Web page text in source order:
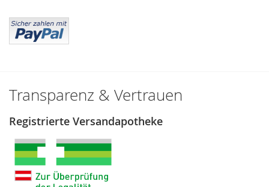
Transparenz & Vertrauen
Registrierte Versandapotheke